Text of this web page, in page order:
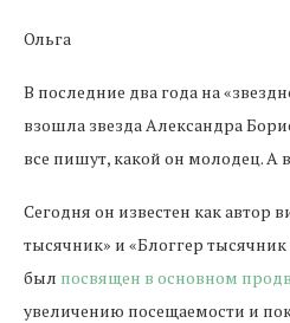
Ольга
В последние два года на
взошла звезда Александра
все пишут, какой он молодец. А
Сегодня он известен как автор
тысячник» и «Блоггер
был посвящен в основном
увеличению посещаемости и